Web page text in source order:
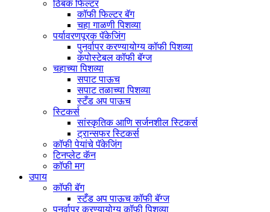
ठिबक फिल्टर
कॉफी फिल्टर बॅग
चहा गाळणी पिशव्या
पर्यावरणपूरक पॅकेजिंग
पुनर्वापर करण्यायोग्य कॉफी पिशव्या
कंपोस्टेबल कॉफी बॅग्ज
चहाच्या पिशव्या
सपाट पाऊच
सपाट तळाच्या पिशव्या
स्टँड अप पाऊच
स्टिकर्स
सांस्कृतिक आणि सर्जनशील स्टिकर्स
ट्रान्सफर स्टिकर्स
कॉफी पेयांचे पॅकेजिंग
टिनप्लेट कॅन
कॉफी मग
उपाय
कॉफी बॅग
स्टँड अप पाऊच कॉफी बॅग्ज
पुनर्वापर करण्यायोग्य कॉफी पिशव्या